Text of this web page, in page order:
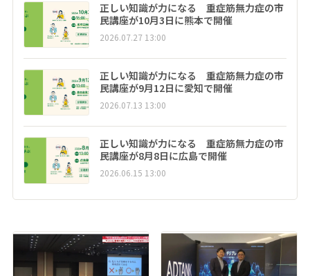
正しい知識が力になる 重症筋無力症の市
民講座が10月3日に熊本で開催
2026.07.27 13:00
正しい知識が力になる 重症筋無力症の市
民講座が9月12日に愛知で開催
2026.07.13 13:00
正しい知識が力になる 重症筋無力症の市
民講座が8月8日に広島で開催
2026.06.15 13:00